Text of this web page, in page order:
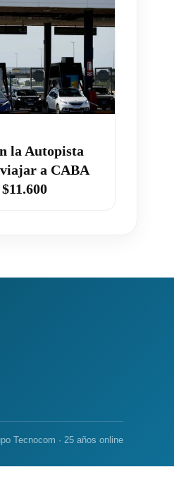
la Autopista
a CABA
Tecnocom · 25 años online